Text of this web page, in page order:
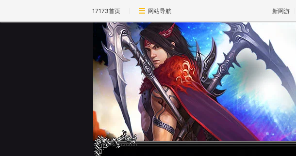
17173首页 网站导航 新网游